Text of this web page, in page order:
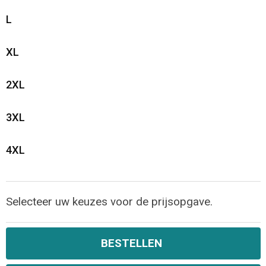
Waterbestendige tassen
Bowlingtassen
Strandtassen
Katoenen draagtassen
Rugzakken
L
XL
2XL
3XL
4XL
Selecteer uw keuzes voor de prijsopgave.
BESTELLEN